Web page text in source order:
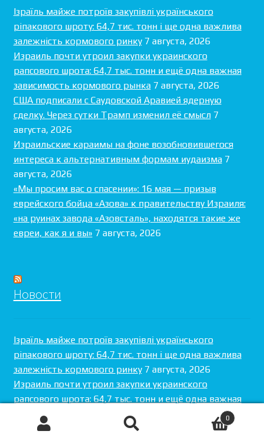
Ізраїль майже потроїв закупівлі українського
ріпакового шроту: 64,7 тис. тонн і ще одна важлива
залежність кормового ринку 7 августа, 2026
Израиль почти утроил закупки украинского
рапсового шрота: 64,7 тыс. тонн и ещё одна важная
зависимость кормового рынка 7 августа, 2026
США подписали с Саудовской Аравией ядерную
сделку. Через сутки Трамп изменил её смысл 7
августа, 2026
Израильские караимы на фоне возобновившегося
интереса к альтернативным формам иудаизма 7
августа, 2026
«Мы просим вас о спасении»: 16 мая — призыв
еврейского бойца «Азова» к правительству Израиля:
«на руинах завода «Азовсталь», находятся такие же
евреи, как я и вы» 7 августа, 2026
Новости
Ізраїль майже потроїв закупівлі українського
ріпакового шроту: 64,7 тис. тонн і ще одна важлива
залежність кормового ринку 7 августа, 2026
Израиль почти утроил закупки украинского
рапсового шрота: 64,7 тыс. тонн и ещё одна важная
зависимость кормового рынка
США подписали с Саудовской Аравией ядерную
0